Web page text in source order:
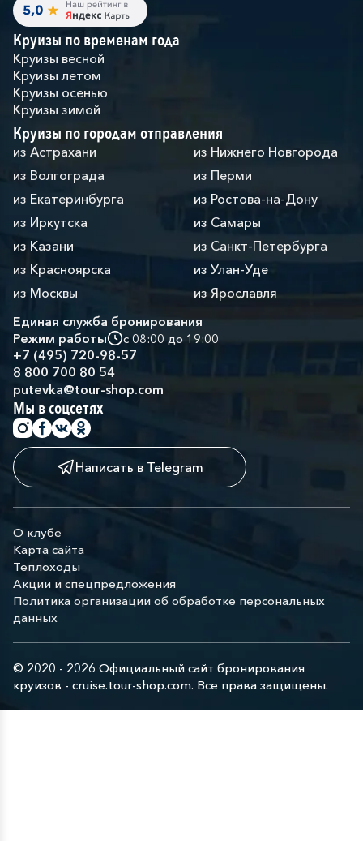
Круизы по временам года
Круизы весной
Круизы летом
Круизы осенью
Круизы зимой
Круизы по городам отправления
из Астрахани
из Волгограда
из Екатеринбурга
из Иркутска
из Казани
из Красноярска
из Москвы
из Нижнего Новгорода
из Перми
из Ростова-на-Дону
из Самары
из Санкт-Петербурга
из Улан-Уде
из Ярославля
Единая служба бронирования
Режим работы
с 08:00 до 19:00
+7 (495) 720-98-57
8 800 700 80 54
putevka@tour-shop.com
Мы в соцсетях
Написать в Telegram
О клубе
Карта сайта
Теплоходы
Акции и спецпредложения
Политика организации об обработке персональных
данных
© 2020 - 2026 Официальный сайт бронирования
круизов - cruise.tour-shop.com. Все права защищены.